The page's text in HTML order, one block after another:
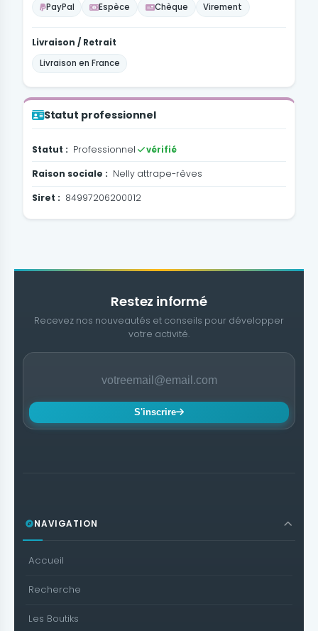
PayPal
Espèce Chèque Virement
Livraison / Retrait
Livraison en France
Statut professionnel
Statut : Professionnel vérifié
Raison sociale : Nelly attrape-rêves
Siret : 84997206200012
Restez informé
Recevez nos nouveautés et conseils pour développer
votre activité.
S'inscrire
NAVIGATION
Accueil
Recherche
Les Boutiks